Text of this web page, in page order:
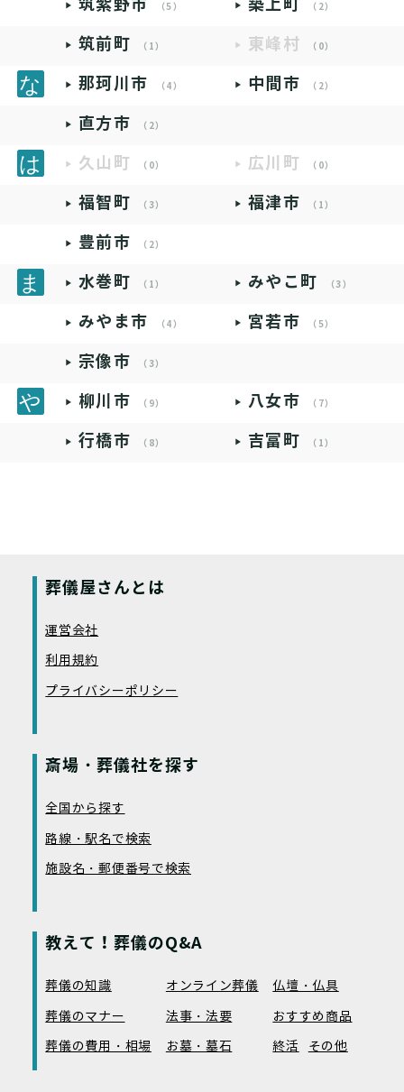
（5） （2）
筑前町 （1） 東峰村 （0）
那珂川市 （4） 中間市 （2）
直方市 （2）
久山町 （0） 広川町 （0）
福智町 （3） 福津市 （1）
豊前市 （2）
水巻町 （1） みやこ町 （3）
みやま市 （4） 宮若市 （5）
宗像市 （3）
柳川市 （9） 八女市 （7）
行橋市 （8） 吉富町 （1）
葬儀屋さんとは
運営会社
利用規約
プライバシーポリシー
斎場・葬儀社を探す
全国から探す
路線・駅名で検索
施設名・郵便番号で検索
教えて！葬儀のQ&A
葬儀の知識 オンライン葬儀
仏壇・仏具
葬儀のマナー
法事・法要
おすすめ商品
葬儀の費用・相場
お墓・墓石 終活 その他